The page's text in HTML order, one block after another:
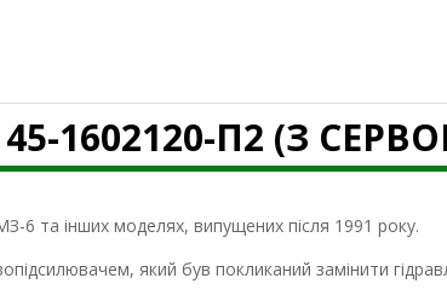
1602120-П2 (З
6 та інших моделях, випущених після 1991 року.
який був покликаний замінити